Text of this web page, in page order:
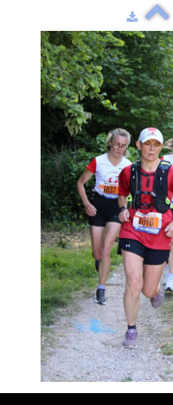
Règlement
Parcours
Résultats
Devenez bénévoles
Partenaires
Photos ▼